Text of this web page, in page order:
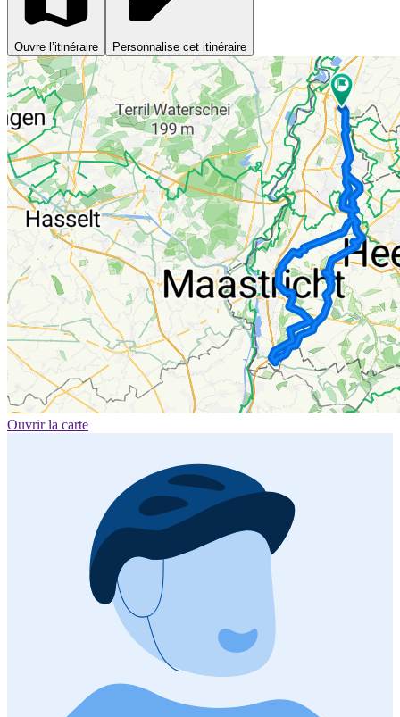
Ouvre l’itinéraire Personnalise cet itinéraire
Ouvrir la carte